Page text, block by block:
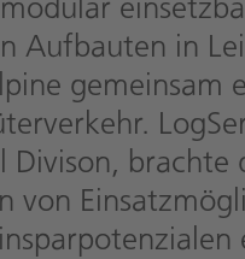
Aufbauten in
Divison,
von